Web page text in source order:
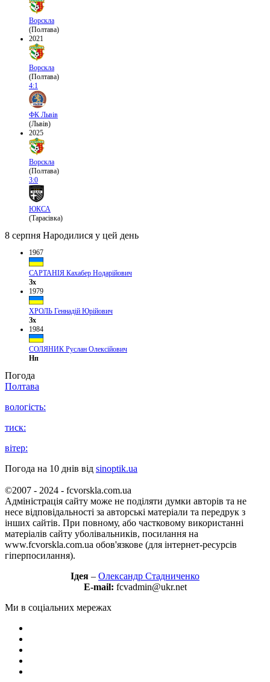
Ворскла
(Полтава)
2021
Ворскла
(Полтава)
4:1
ФК Львів
(Львів)
2025
Ворскла
(Полтава)
3:0
ЮКСА
(Тарасівка)
8 серпня Народилися у цей день
1967
САРТАНІЯ Кахабер Нодарійович
Зх
1979
ХРОЛЬ Геннадій Юрійович
Зх
1984
СОЛЯНИК Руслан Олексійович
Нп
Погода
Полтава
вологість:
тиск:
вітер:
Погода на 10 днів від sinoptik.ua
©2007 - 2024 - fcvorskla.com.ua
Адміністрація сайту може не поділяти думки авторів та не
несе відповідальності за авторські матеріали та передрук з
інших сайтів. При повному, або частковому використанні
матеріалів сайту уболівальників, посилання на
www.fcvorskla.com.ua обов'язкове (для інтернет-ресурсів
гіперпосилання).
Ідея – Олександр Стадниченко
E-mail: fcvadmin@ukr.net
Ми в соціальних мережах